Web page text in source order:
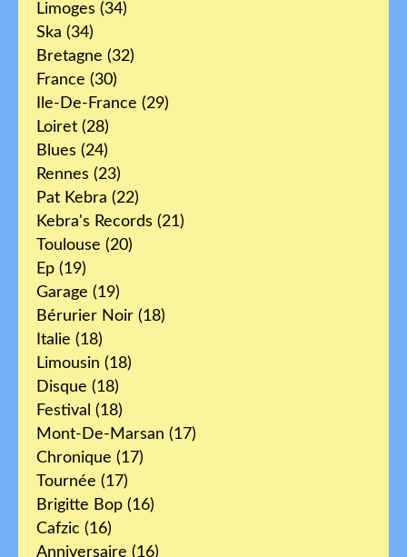
Limoges (34)
Ska (34)
Bretagne (32)
France (30)
Ile-De-France (29)
Loiret (28)
Blues (24)
Rennes (23)
Pat Kebra (22)
Kebra's Records (21)
Toulouse (20)
Ep (19)
Garage (19)
Bérurier Noir (18)
Italie (18)
Limousin (18)
Disque (18)
Festival (18)
Mont-De-Marsan (17)
Chronique (17)
Tournée (17)
Brigitte Bop (16)
Cafzic (16)
Anniversaire (16)